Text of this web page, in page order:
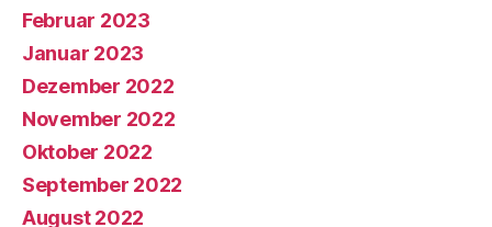
Februar 2023
Januar 2023
Dezember 2022
November 2022
Oktober 2022
September 2022
August 2022